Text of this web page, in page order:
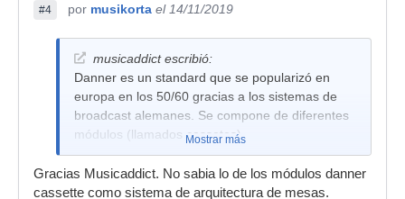
#4 por musikorta el 14/11/2019
musicaddict escribió:
Danner es un standard que se popularizó en
europa en los 50/60 gracias a los sistemas de
broadcast alemanes. Se compone de diferentes
módulos (llamados cassetes)
Mostrar más
Gracias Musicaddict. No sabia lo de los módulos danner
cassette como sistema de arquitectura de mesas.